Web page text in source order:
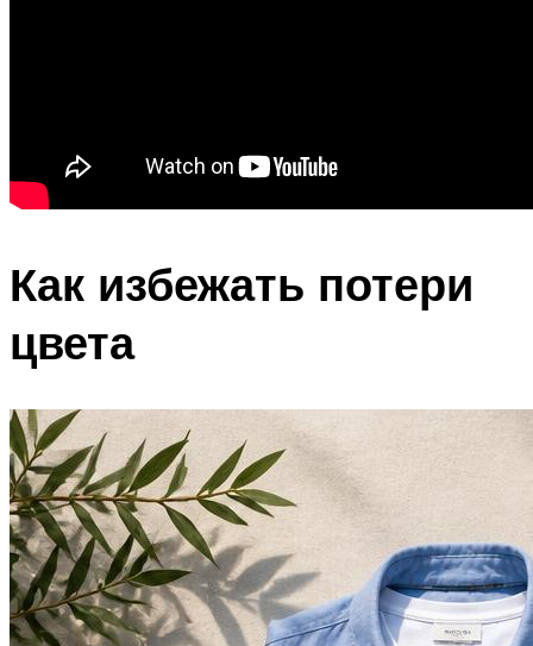
Как избежать потери
цвета